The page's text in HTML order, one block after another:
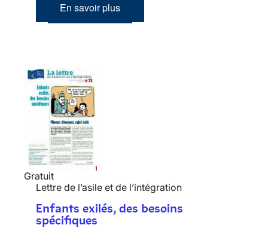
En savoir plus
Gratuit
Lettre de l’asile et de l’intégration
Enfants exilés, des besoins
spécifiques